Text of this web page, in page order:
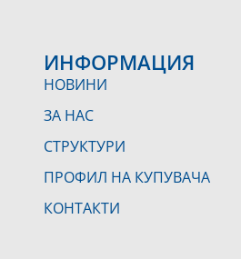
ИНФОРМАЦИЯ
НОВИНИ
ЗА НАС
СТРУКТУРИ
ПРОФИЛ НА КУПУВАЧА
КОНТАКТИ